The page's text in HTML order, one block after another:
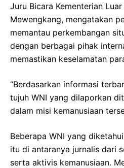
Juru Bicara Kementerian
Mewengkang, mengatakan
memantau perkembangan
dengan berbagai pihak
memastikan keselamatan
“Berdasarkan informasi
tujuh WNI yang dilaporkan
dalam misi kemanusiaan
Beberapa WNI yang
itu di antaranya jurnalis dari
serta aktivis kemanusiaan.